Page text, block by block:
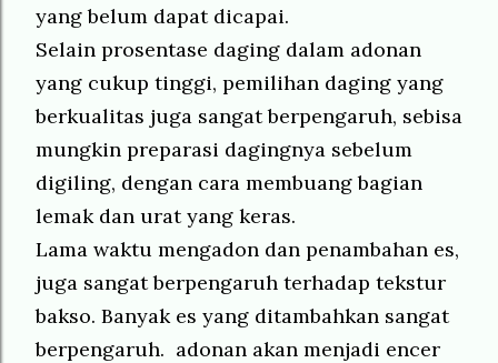
yang belum dapat dicapai.
Selain prosentase daging dalam adonan
yang cukup tinggi, pemilihan daging yang
berkualitas juga sangat berpengaruh, sebisa
mungkin preparasi dagingnya sebelum
digiling, dengan cara membuang bagian
lemak dan urat yang keras.
Lama waktu mengadon dan penambahan es,
juga sangat berpengaruh terhadap tekstur
bakso. Banyak es yang ditambahkan sangat
berpengaruh. adonan akan menjadi encer